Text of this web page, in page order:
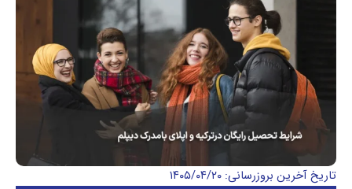
تاریخ آخرین بروزرسانی: ۱۴۰۵/۰۴/۲۰